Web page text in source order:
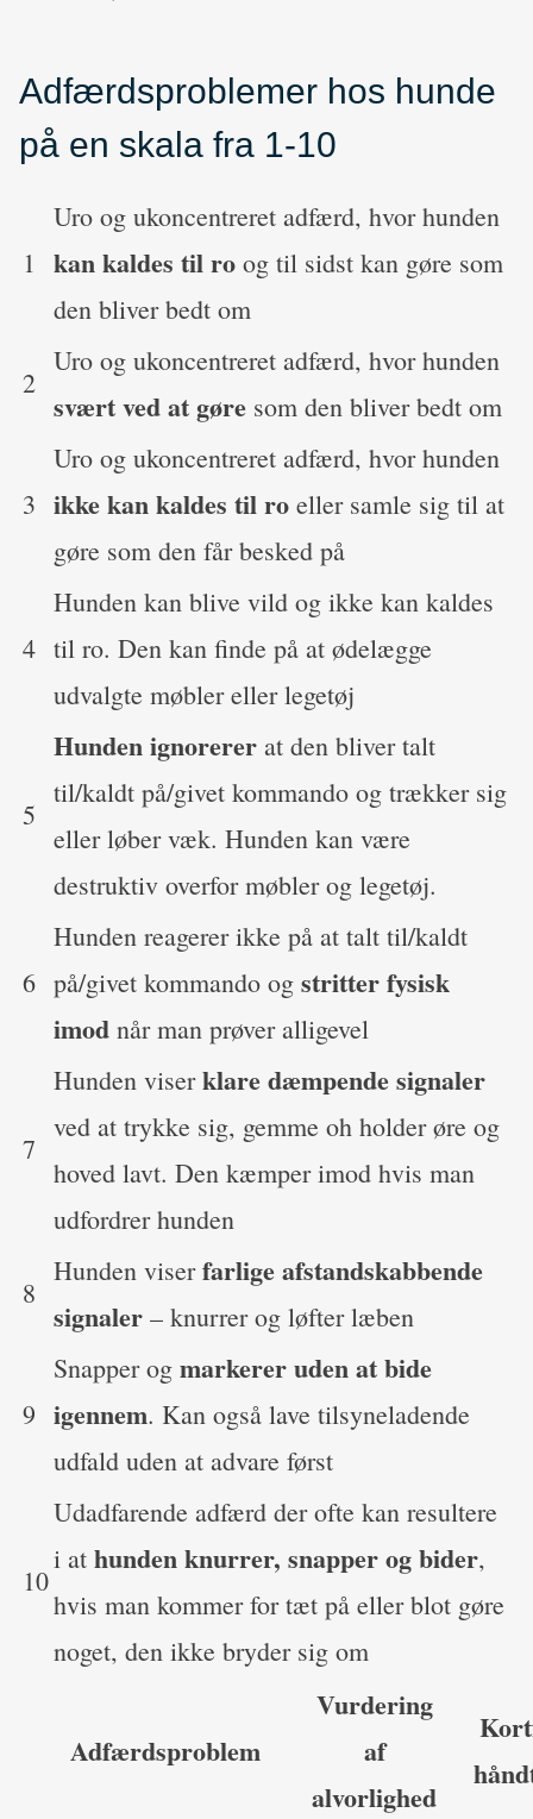
Adfærdsproblemer hos hunde
på en skala fra 1-10
1
Uro og ukoncentreret adfærd, hvor hunden
kan kaldes til ro og til sidst kan gøre som
den bliver bedt om
2
Uro og ukoncentreret adfærd, hvor hunden
svært ved at gøre som den bliver bedt om
3
Uro og ukoncentreret adfærd, hvor hunden
ikke kan kaldes til ro eller samle sig til at
gøre som den får besked på
4
Hunden kan blive vild og ikke kan kaldes
til ro. Den kan finde på at ødelægge
udvalgte møbler eller legetøj
5
Hunden ignorerer at den bliver talt
til/kaldt på/givet kommando og trækker sig
eller løber væk. Hunden kan være
destruktiv overfor møbler og legetøj.
6
Hunden reagerer ikke på at talt til/kaldt
på/givet kommando og stritter fysisk
imod når man prøver alligevel
7
Hunden viserklare dæmpende signaler
ved at trykke sig, gemme oh holder øre og
hoved lavt. Den kæmper imod hvis man
udfordrer hunden
8
Hunden viserfarlige afstandskabbende
signaler – knurrer og løfter læben
9
Snapper og markerer uden at bide
igennem. Kan også lave tilsyneladende
udfald uden at advare først
10
Udadfarende adfærd der ofte kan resultere
i at hunden knurrer, snapper og bider,
hvis man kommer for tæt på eller blot gøre
noget, den ikke bryder sig om
Adfærdsproblem
Vurdering
af
alvorlighed